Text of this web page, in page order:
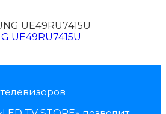
UЕ49RU7415U